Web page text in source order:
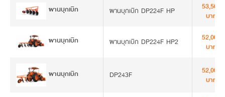
ผานบุกเบิก ผานบุกเบิก DP224F HP
53,500
บาท
ผานบุกเบิก ผานบุกเบิก DP224F HP2
52,000
บาท
ผานบุกเบิก DP243F
52,000
บาท